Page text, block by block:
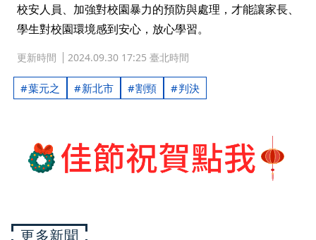
校安人員、加強對校園暴力的預防與處理，才能讓家長、
學生對校園環境感到安心，放心學習。
更新時間 2024.09.30 17:25 臺北時間
葉元之 新北市 割頸 判決
更多新聞